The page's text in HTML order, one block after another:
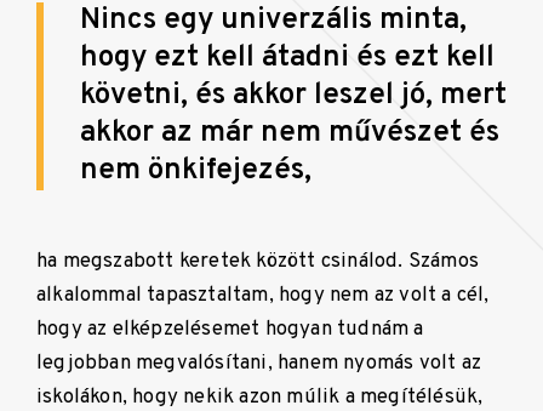
Nincs egy univerzális minta,
hogy ezt kell átadni és ezt kell
követni, és akkor leszel jó, mert
akkor az már nem művészet és
nem önkifejezés,
ha megszabott keretek között csinálod. Számos
alkalommal tapasztaltam, hogy nem az volt a cél,
hogy az elképzelésemet hogyan tudnám a
legjobban megvalósítani, hanem nyomás volt az
iskolákon, hogy nekik azon múlik a megítélésük,